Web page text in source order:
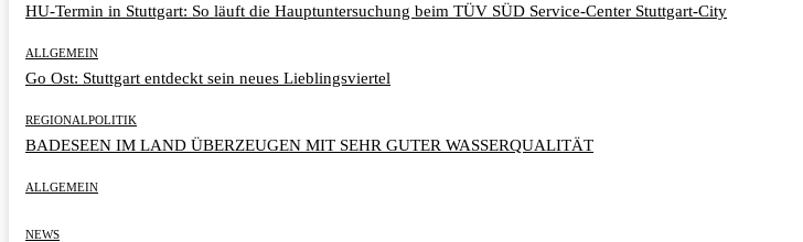
HU-Termin in Stuttgart: So läuft die Hauptuntersuchung beim TÜV SÜD Service-Center Stuttgart-City
ALLGEMEIN
Go Ost: Stuttgart entdeckt sein neues Lieblingsviertel
REGIONALPOLITIK
BADESEEN IM LAND ÜBERZEUGEN MIT SEHR GUTER WASSERQUALITÄT
ALLGEMEIN
NEWS